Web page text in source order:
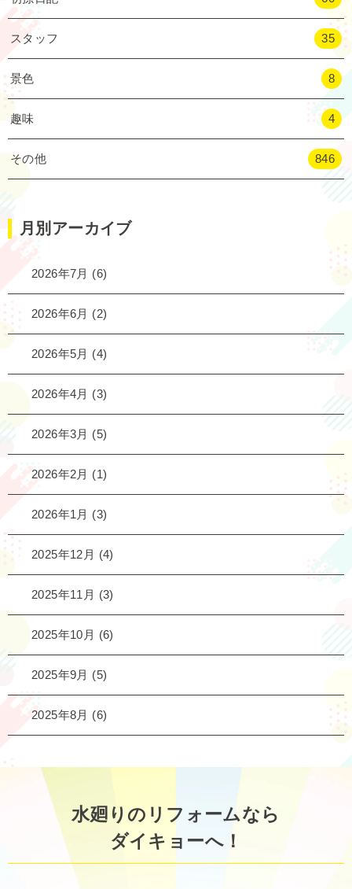
スタッフ 35
景色 8
趣味 4
その他 846
月別アーカイブ
2026年7月 (6)
2026年6月 (2)
2026年5月 (4)
2026年4月 (3)
2026年3月 (5)
2026年2月 (1)
2026年1月 (3)
2025年12月 (4)
2025年11月 (3)
2025年10月 (6)
2025年9月 (5)
2025年8月 (6)
水廻りのリフォームなら
ダイキョーへ！